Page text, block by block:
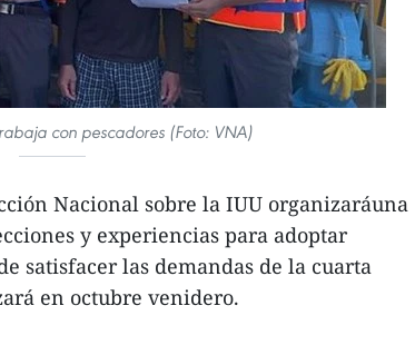
con pescadores (Foto: VNA)
Nacional sobre la IUU organizaráuna
y experiencias para adoptar
satisfacer las demandas de la cuarta
en octubre venidero.